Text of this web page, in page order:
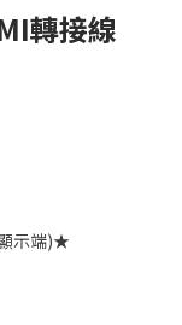
轉接線
示端)★